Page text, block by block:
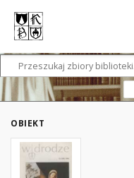
OBIEKT